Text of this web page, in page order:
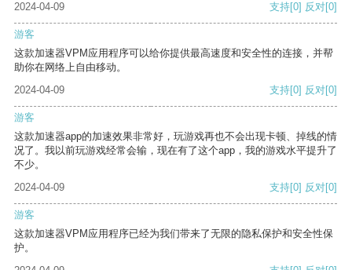
2024-04-09
支持[0] 反对[0]
游客
这款加速器VPM应用程序可以给你提供最高速度和安全性的连接，并帮
助你在网络上自由移动。
2024-04-09
支持[0] 反对[0]
游客
这款加速器app的加速效果非常好，玩游戏再也不会出现卡顿、掉线的情
况了。我以前玩游戏经常会输，现在有了这个app，我的游戏水平提升了
不少。
2024-04-09
支持[0] 反对[0]
游客
这款加速器VPM应用程序已经为我们带来了无限的隐私保护和安全性保
护。